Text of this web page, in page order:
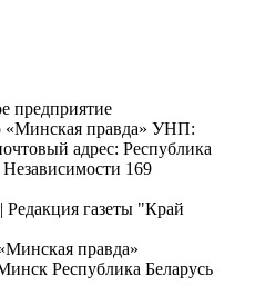
предприятие
«Минская правда» УНП:
адрес: Республика
169
газеты "Край
правда»
Республика Беларусь